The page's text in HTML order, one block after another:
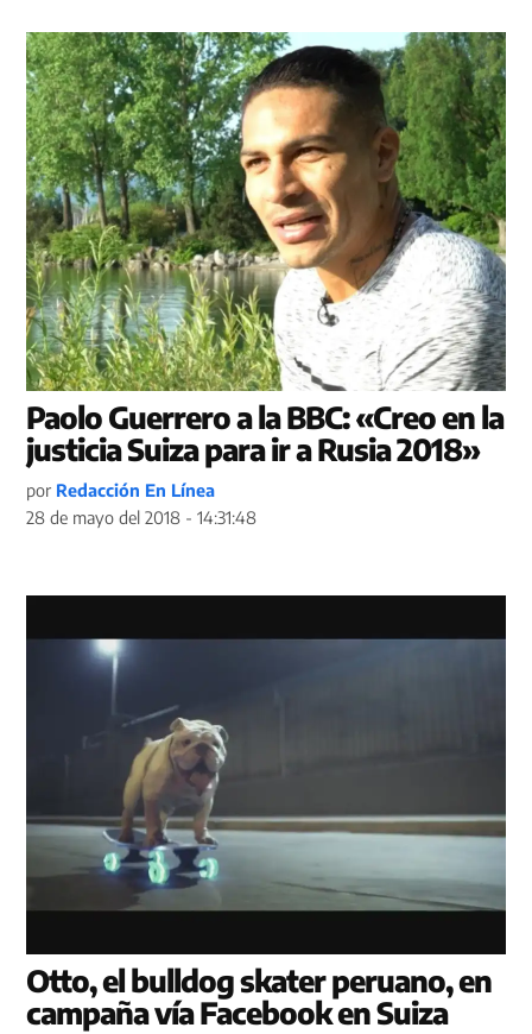
Paolo Guerrero a la BBC: «Creo en la
justicia Suiza para ir a Rusia 2018»
por Redacción En Línea
28 de mayo del 2018 - 14:31:48
Otto, el bulldog skater peruano, en
campaña vía Facebook en Suiza